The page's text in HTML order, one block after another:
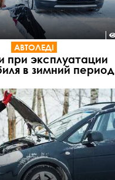
АВТОЛЕДІ
при эксплуатации
в зимний период